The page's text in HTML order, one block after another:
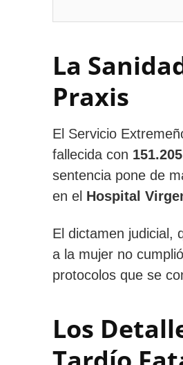
La
Praxis
El Servicio
fallecida con
sentencia pone de
en el Hospital
El dictamen judicial,
a la mujer no
protocolos que se
Los